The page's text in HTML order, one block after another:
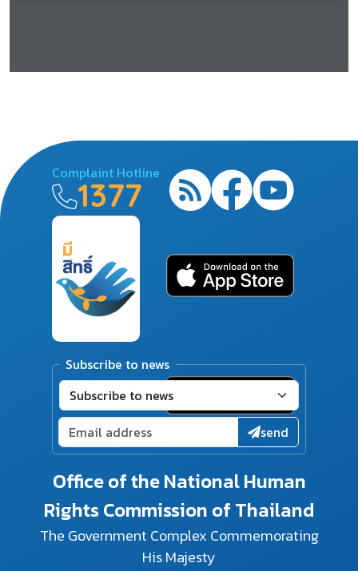
Office of the National Human
Rights Commission of Thailand
The Government Complex Commemorating
His Majesty
Complaint Hotline
1377
Subscribe to news
send